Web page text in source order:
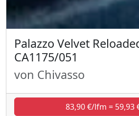
Palazzo Velvet
CA1175/051
von Chivasso
83,90 €/lfm = 59,93